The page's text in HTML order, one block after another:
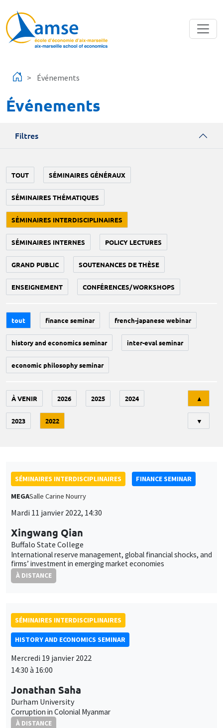
Événements
Événements
Filtres
TOUT SÉMINAIRES GÉNÉRAUX
SÉMINAIRES THÉMATIQUES
SÉMINAIRES INTERDISCIPLINAIRES
SÉMINAIRES INTERNES POLICY LECTURES
GRAND PUBLIC SOUTENANCES DE THÈSE
ENSEIGNEMENT CONFÉRENCES/WORKSHOPS
tout finance seminar french-japanese webinar
history and economics seminar inter-eval seminar
economic philosophy seminar
À VENIR 2026 2025 2024
2023 2022
▲
▼
SÉMINAIRES INTERDISCIPLINAIRES
FINANCE SEMINAR
MEGASalle Carine Nourry
Mardi 11 janvier 2022, 14:30
Xingwang Qian
Buffalo State College
International reserve management, global financial shocks, and
firms’ investment in emerging market economies
À DISTANCE
SÉMINAIRES INTERDISCIPLINAIRES
HISTORY AND ECONOMICS SEMINAR
Mercredi 19 janvier 2022
14:30 à 16:00
Jonathan Saha
Durham University
Corruption in Colonial Myanmar
À DISTANCE